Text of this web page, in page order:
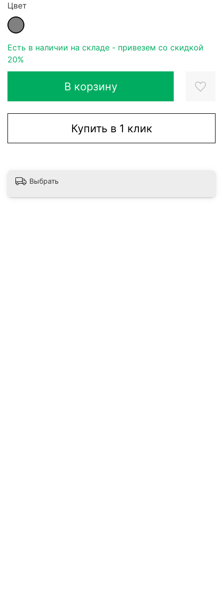
В корзину
Купить в 1 клик
Цвет
Есть в наличии на складе - привезем со скидкой
20%
Выбрать